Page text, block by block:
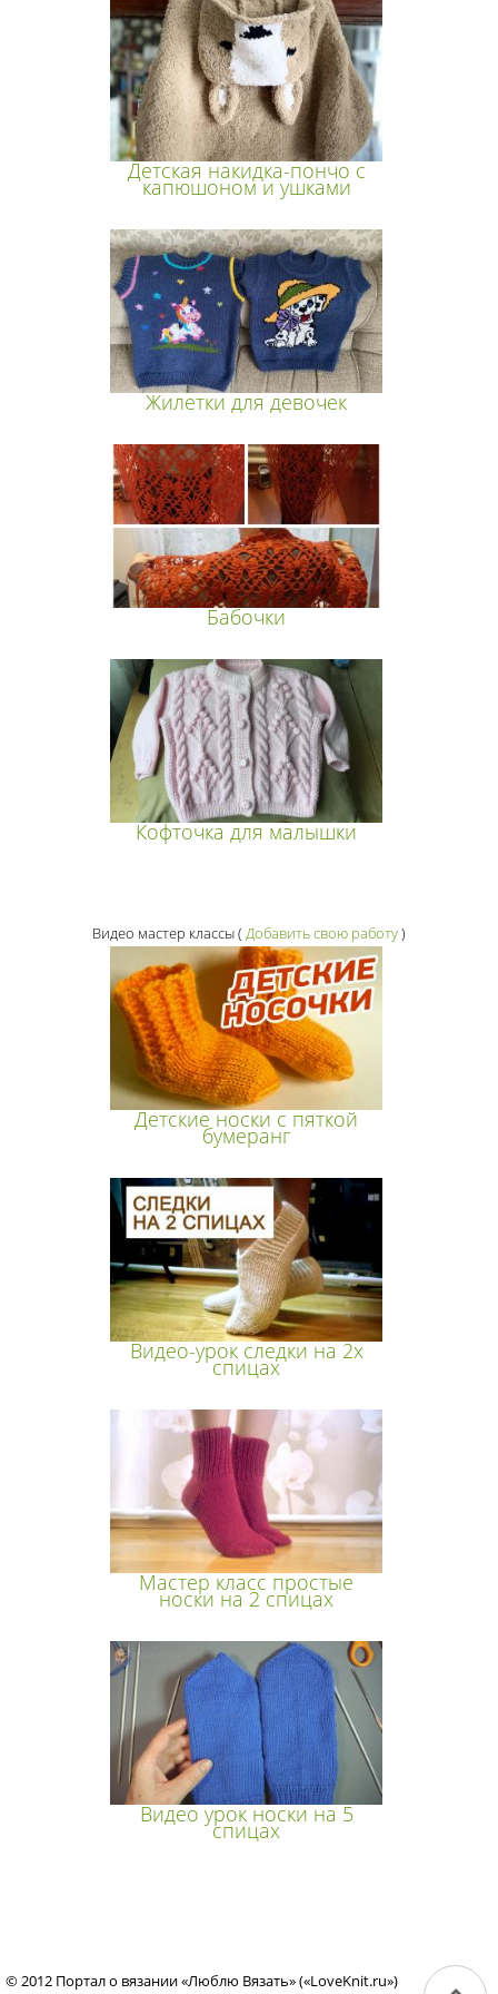
Детская накидка-пончо с
капюшоном и ушками
Жилетки для девочек
Бабочки
Кофточка для малышки
Видео мастер классы( Добавить свою работу)
Детские носки с пяткой
бумеранг
Видео-урок следки на 2х
спицах
Мастер класс простые
носки на 2 спицах
Видео урок носки на 5
спицах
© 2012 Портал о вязании «Люблю Вязать» («LoveKnit.ru»)